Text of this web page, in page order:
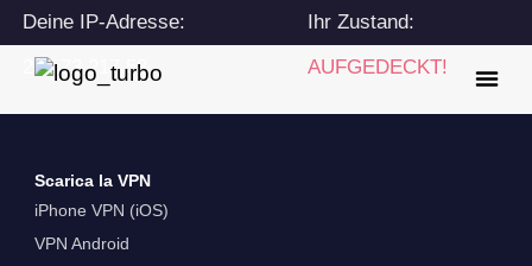
Deine IP-Adresse:
216.73.217.58
Ihr Zustand:
AUFGEDECKT!
Scarica la VPN
iPhone VPN (iOS)
VPN Android